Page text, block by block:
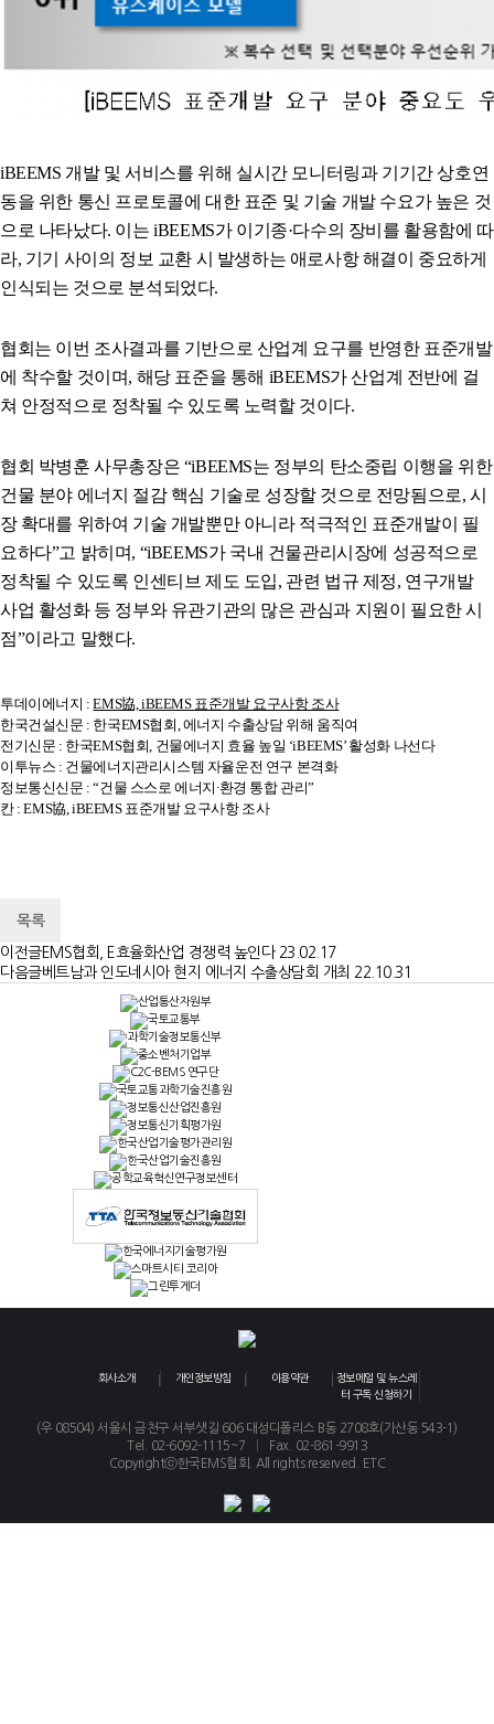
iBEEMS개발 및 서비스를 위해 실시간 모니터링과 기기간 상호연
동을 위한 통신 프로토콜에 대한 표준 및 기술 개발 수요가 높은 것
으로 나타났다. 이는iBEEMS가 이기종·다수의 장비를 활용함에 따
라, 기기 사이의 정보 교환 시 발생하는 애로사항 해결이 중요하게
인식되는 것으로 분석되었다.
협회는 이번 조사결과를 기반으로 산업계 요구를 반영한 표준개발
에 착수할 것이며, 해당 표준을 통해 iBEEMS가 산업계 전반에 걸
쳐 안정적으로 정착될 수 있도록 노력할 것이다.
협회 박병훈 사무총장은 “iBEEMS는 정부의 탄소중립 이행을 위한
건물 분야 에너지 절감 핵심 기술로 성장할 것으로 전망됨으로,시
장 확대를 위하여 기술 개발뿐만 아니라 적극적인 표준개발이 필
요하다”고 밝히며, “iBEEMS가 국내 건물관리시장에 성공적으로
정착될 수 있도록 인센티브 제도 도입, 관련 법규 제정, 연구개발
사업 활성화 등 정부와 유관기관의 많은 관심과 지원이 필요한 시
점”이라고 말했다.
투데이에너지 :EMS協, iBEEMS 표준개발 요구사항 조사
한국건설신문 : 한국EMS협회, 에너지 수출상담 위해 움직여
전기신문 : 한국EMS협회, 건물에너지 효율 높일 ‘iBEEMS’ 활성화 나선다
이투뉴스 : 건물에너지관리시스템 자율운전 연구 본격화
정보통신신문 :“건물 스스로 에너지∙환경 통합 관리”
칸 :EMS協, iBEEMS 표준개발 요구사항 조사
목록
이전글EMS협회, E효율화산업 경쟁력 높인다 23.02.17
다음글베트남과 인도네시아 현지 에너지 수출상담회 개최 22.10.31
회사소개 개인정보방침 이용약관
정보메일 및 뉴스레
터 구독 신청하기
(우 08504) 서울시 금천구 서부샛길 606 대성디폴리스 B동 2708호(가산동 543-1)
Tel. 02-6092-1115~7
Fax. 02-861-9913
Copyrightⓒ한국EMS협회. All rights reserved. ETC